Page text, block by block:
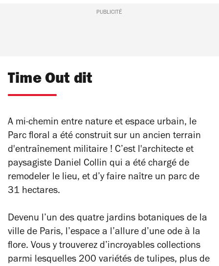
PUBLICITÉ
Time Out dit
A mi-chemin entre nature et espace urbain, le
Parc floral a été construit sur un ancien terrain
d'entraînement militaire ! C’est l'architecte et
paysagiste Daniel Collin qui a été chargé de
remodeler le lieu, et d’y faire naître un parc de
31 hectares.
Devenu l’un des quatre jardins botaniques de la
ville de Paris, l’espace a l’allure d’une ode à la
flore. Vous y trouverez d’incroyables collections
parmi lesquelles 200 variétés de tulipes, plus de